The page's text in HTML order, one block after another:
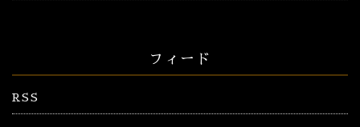
フィード
RSS